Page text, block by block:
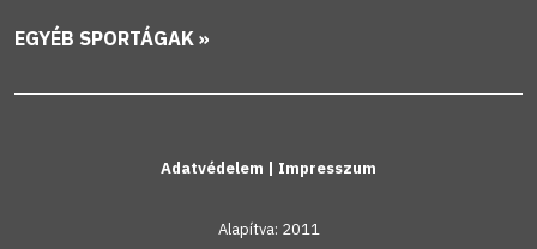
EGYÉB SPORTÁGAK »
Adatvédelem | Impresszum
Alapítva: 2011